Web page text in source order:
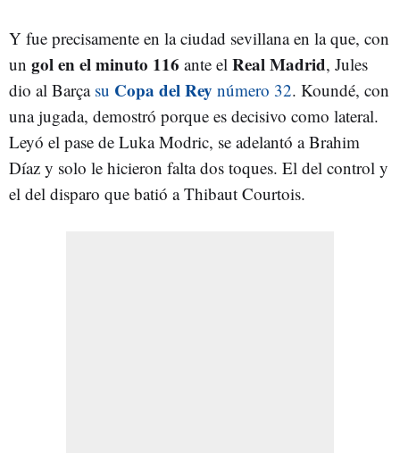
Y fue precisamente en la ciudad sevillana en la que, con
un gol en el minuto 116 ante el Real Madrid, Jules
dio al Barça su Copa del Rey número 32. Koundé, con
una jugada, demostró porque es decisivo como lateral.
Leyó el pase de Luka Modric, se adelantó a Brahim
Díaz y solo le hicieron falta dos toques. El del control y
el del disparo que batió a Thibaut Courtois.